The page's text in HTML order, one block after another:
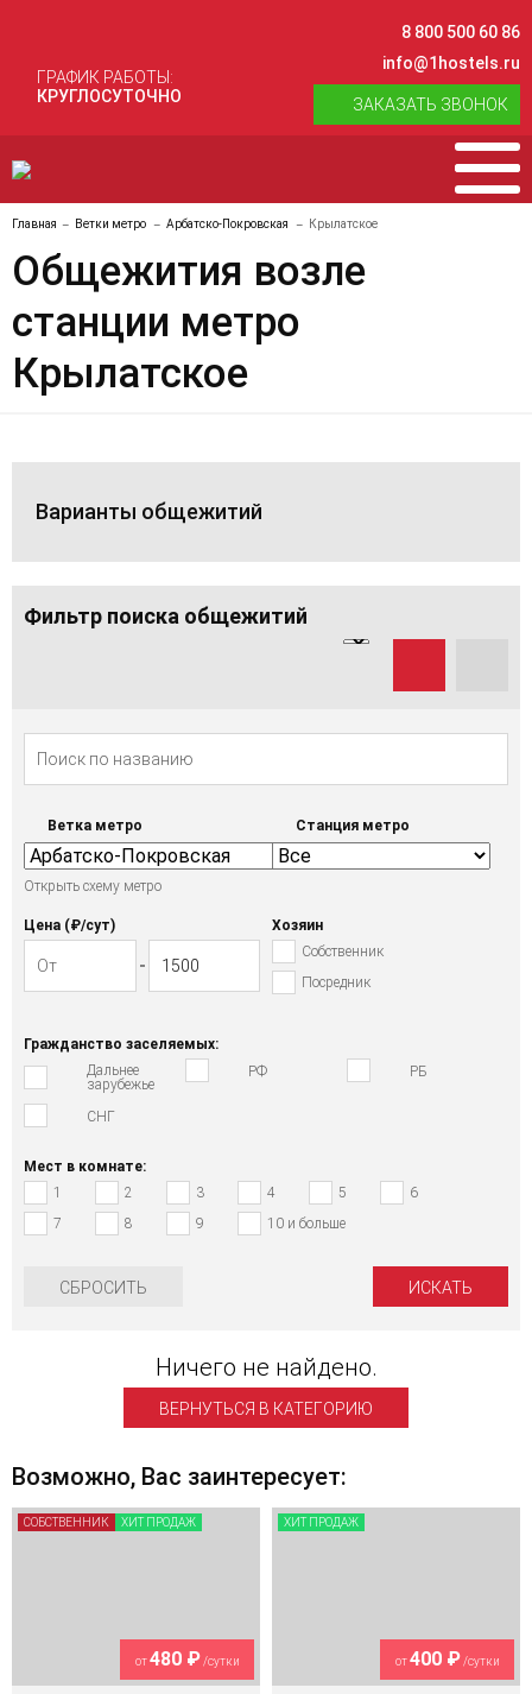
ГРАФИК РАБОТЫ:
КРУГЛОСУТОЧНО
8 800 500 60 86
info@1hostels.ru
ЗАКАЗАТЬ ЗВОНОК
Главная Ветки метро Арбатско-Покровская Крылатское
Общежития возле
станции метро
Крылатское
Варианты общежитий
Фильтр поиска общежитий
Ветка метро
Открыть схему метро
Станция метро
Цена (₽/cут)
Хозяин
Собственник
Посредник
Гражданство заселяемых:
Дальнее
зарубежье
РФ РБ
СНГ
Мест в комнате:
1
2 3 4 5
6
7
8 9 10 и больше
СБРОСИТЬ
Ничего не найдено.
ВЕРНУТЬСЯ В КАТЕГОРИЮ
Возможно, Вас заинтересует:
от480 ₽/сутки
СОБСТВЕННИК ХИТ ПРОДАЖ
от400 ₽/сутки
ХИТ ПРОДАЖ